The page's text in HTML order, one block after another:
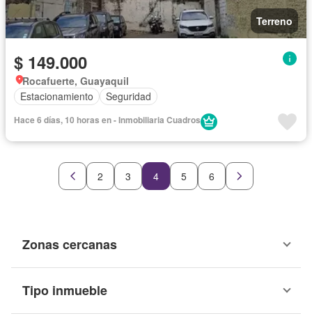
Terreno
$ 149.000
Rocafuerte, Guayaquil
Estacionamiento
Seguridad
Hace 6 días, 10 horas en - Inmobiliaria Cuadros
2 3 4 5 6
Zonas cercanas
Tipo inmueble